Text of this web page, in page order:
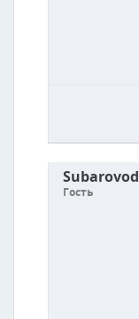
Subarovod
Гость